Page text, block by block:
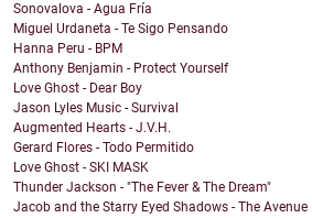
Sonovalova - Agua Fría
Miguel Urdaneta - Te Sigo Pensando
Hanna Peru - BPM
Anthony Benjamin - Protect Yourself
Love Ghost - Dear Boy
Jason Lyles Music - Survival
Augmented Hearts - J.V.H.
Gerard Flores - Todo Permitido
Love Ghost - SKI MASK
Thunder Jackson - "The Fever & The Dream"
Jacob and the Starry Eyed Shadows - The Avenue